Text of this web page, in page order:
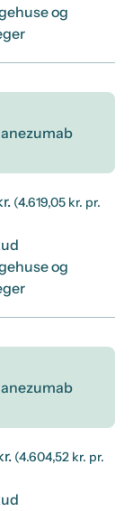
og
(4.619,05 kr. pr.
og
(4.604,52 kr. pr.